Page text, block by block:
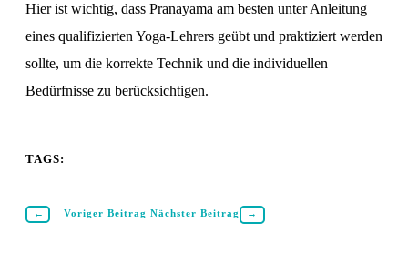
Hier ist wichtig, dass Pranayama am besten unter Anleitung
eines qualifizierten Yoga-Lehrers geübt und praktiziert werden
sollte, um die korrekte Technik und die individuellen
Bedürfnisse zu berücksichtigen.
TAGS:
← Voriger Beitrag Nächster Beitrag →